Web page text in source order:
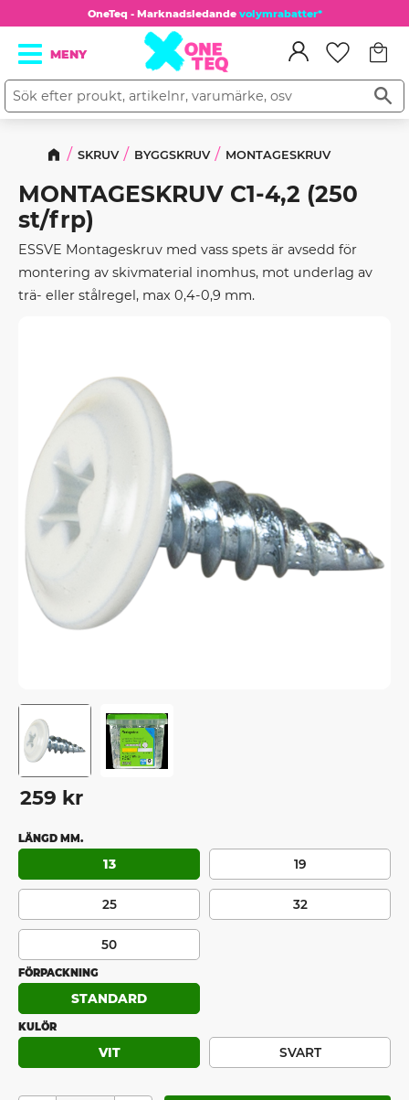
Meny
OneTeq - Marknadsledande volymrabatter*
SKRUV BYGGSKRUV MONTAGESKRUV
MONTAGESKRUV C1-4,2 (250
st/frp)
ESSVE Montageskruv med vass spets är avsedd för
montering av skivmaterial inomhus, mot underlag av
trä- eller stålregel, max 0,4-0,9 mm.
259 kr
LÄNGD MM.
13 19
25 32
50
FÖRPACKNING
STANDARD
KULÖR
VIT SVART